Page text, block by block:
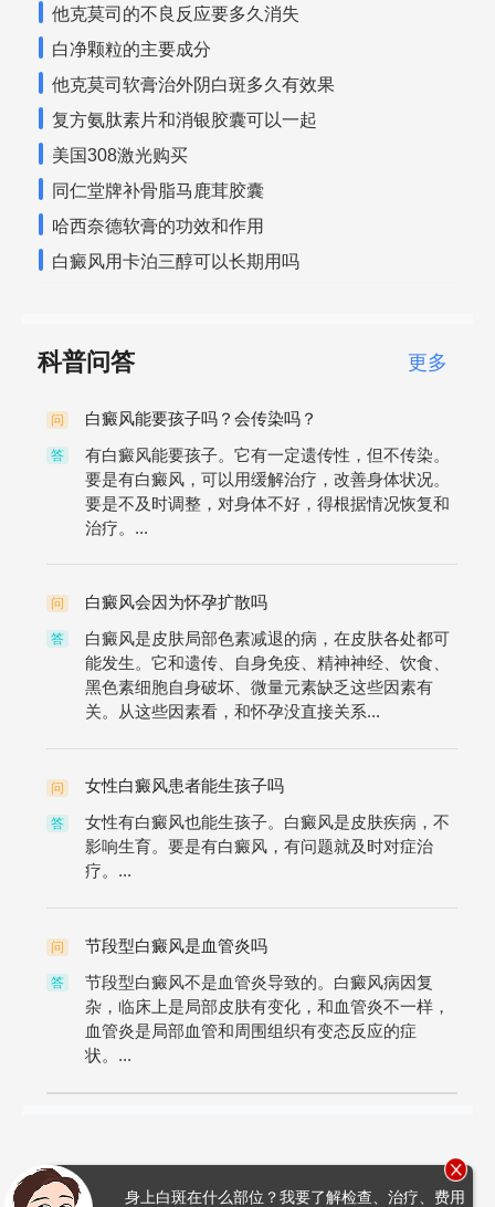
他克莫司的不良反应要多久消失
白净颗粒的主要成分
他克莫司软膏治外阴白斑多久有效果
复方氨肽素片和消银胶囊可以一起
美国308激光购买
同仁堂牌补骨脂马鹿茸胶囊
哈西奈德软膏的功效和作用
白癜风用卡泊三醇可以长期用吗
科普问答 更多
问 白癜风能要孩子吗？会传染吗？
答
有白癜风能要孩子。它有一定遗传性，但不传染。
要是有白癜风，可以用缓解治疗，改善身体状况。
要是不及时调整，对身体不好，得根据情况恢复和
治疗。...
问 白癜风会因为怀孕扩散吗
答
白癜风是皮肤局部色素减退的病，在皮肤各处都可
能发生。它和遗传、自身免疫、精神神经、饮食、
黑色素细胞自身破坏、微量元素缺乏这些因素有
关。从这些因素看，和怀孕没直接关系...
问 女性白癜风患者能生孩子吗
答
女性有白癜风也能生孩子。白癜风是皮肤疾病，不
影响生育。要是有白癜风，有问题就及时对症治
疗。...
问 节段型白癜风是血管炎吗
答
节段型白癜风不是血管炎导致的。白癜风病因复
杂，临床上是局部皮肤有变化，和血管炎不一样，
血管炎是局部血管和周围组织有变态反应的症
状。...
身上白斑在什么部位？我要了解检查、治疗、费用